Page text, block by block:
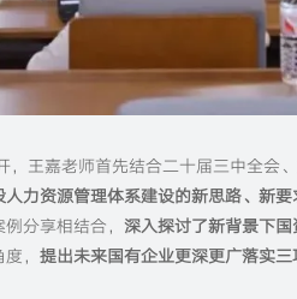
，王嘉老师首先结合二十届三中全会
人力资源管理体系建设的新思路、新
分享相结合， 深入探讨了新背景下
， 提出未来国有企业更深更广落实